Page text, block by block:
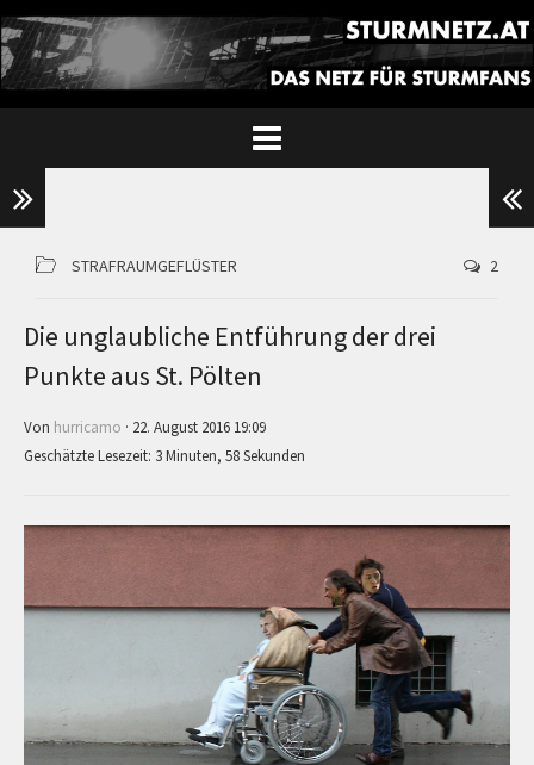
STRAFRAUMGEFLÜSTER 2
Die unglaubliche Entführung der drei
Punkte aus St. Pölten
Von hurricamo · 22. August 2016 19:09
Geschätzte Lesezeit: 3 Minuten, 58 Sekunden